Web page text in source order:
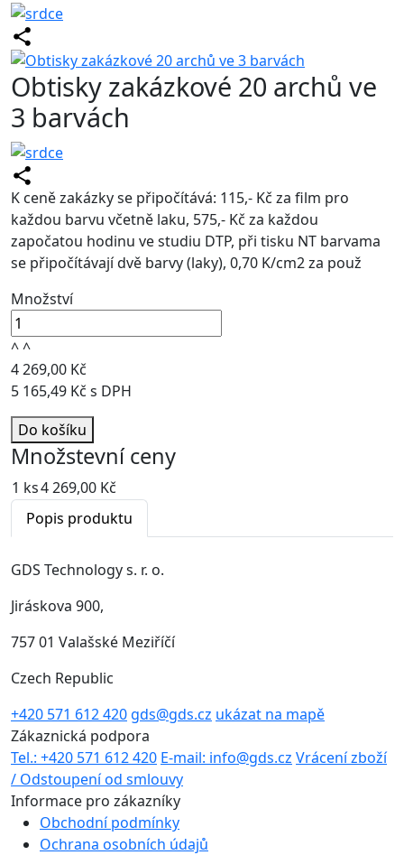
Obtisky zakázkové 20 archů ve
3 barvách
K ceně zakázky se připočítává: 115,- Kč za film pro
každou barvu včetně laku, 575,- Kč za každou
započatou hodinu ve studiu DTP, při tisku NT barvama
se připočítávají dvě barvy (laky), 0,70 K/cm2 za použ
Množství
^^
4 269,00 Kč
5 165,49 Kč s DPH
Do košíku
Množstevní ceny
1 ks4 269,00 Kč
Popis produktu
GDS Technology s. r. o.
Jiráskova 900,
757 01 Valašské Meziříčí
Czech Republic
+420 571 612 420 gds@gds.cz ukázat na mapě
Zákaznická podpora
Tel.: +420 571 612 420 E-mail: info@gds.cz Vrácení zboží
/ Odstoupení od smlouvy
Informace pro zákazníky
Obchodní podmínky
Ochrana osobních údajů